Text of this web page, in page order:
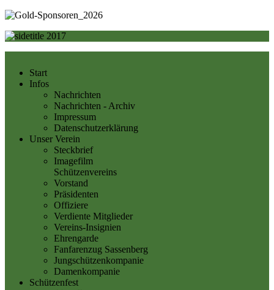
Start
Infos
Nachrichten
Nachrichten - Archiv
Impressum
Datenschutzerklärung
Unser Verein
Steckbrief
Imagefilm
Schützenvereins
Vorstand
Präsidenten
Offiziere
Verdiente Mitglieder
Vereins-Insignien
Ehrengarde
Fanfarenzug Sassenberg
Jungschützenkompanie
Damenkompanie
Schützenfest